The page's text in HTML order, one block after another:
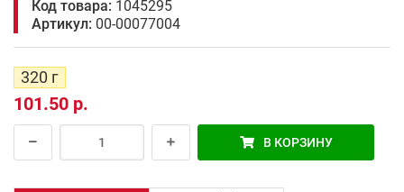
Код товара: 1045295
Артикул: 00-00077004
320 г
101.50 р.
В КОРЗИНУ